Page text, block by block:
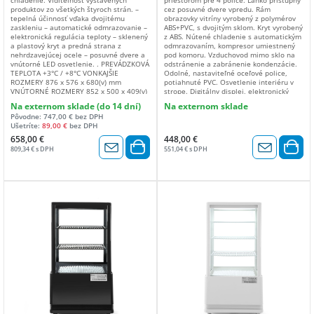
produktov zo všetkých štyroch strán. –
tepelná účinnosť vďaka dvojitému
zaskleniu – automatické odmrazovanie –
elektronická regulácia teploty – sklenený
a plastový kryt a predná strana z
nehrdzavejúcej ocele – posuvné dvere a
vnútorné LED osvetlenie. . PREVÁDZKOVÁ
TEPLOTA +3°C / +8°C VONKAJŠIE
ROZMERY 876 x 576 x 680(v) mm
VNÚTORNÉ ROZMERY 852 x 500 x 409(v)
TEPLOTA +28°C / 60% hod. TYP
CHLADENIA vetrané TYP ODMRAZOVANIA
automatické TYP CHLADIACEHO PLYNU
R600a PLYN (gr.) 60 ODPAROVANIE
KONDENZOVANEJ VODY automatické
REGULÁCIA TEPLOTY elektronická
KONŠTRUKČNÝ MATERIÁL nehrdzavejúca
DVERÍ nie VNÚTORNÉ SVETLO led
DODANÉ PRÍSLUŠENSTVO 2 mriežky
820×376 – 820×412 mm ENERGETICKÁ
TRIEDA C ČISTÁ HMOTNOSŤ (kg) 75
Na externom sklade (do 14 dní)
Pôvodne: 747,00 € bez DPH
Ušetríte: 89,00 € bez DPH
658,00 €
809,34 € s DPH
cez posuvné dvere vpredu. Rám
obrazovky vitríny vyrobený z polymérov
ABS+PVC, s dvojitým sklom. Kryt vyrobený
z ABS. Nútené chladenie s automatickým
odmrazovaním, kompresor umiestnený
pod komoru. Vzduchovod mimo sklo na
odstránenie a zabránenie kondenzácie.
Odolné, nastaviteľné oceľové police,
potiahnuté PVC. Osvetlenie interiéru v
strope. Digitálny displej, elektronický
policami. Energetický štítok: B (A – G).
Na externom sklade
448,00 €
551,04 € s DPH